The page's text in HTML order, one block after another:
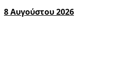
8 Αυγούστου 2026